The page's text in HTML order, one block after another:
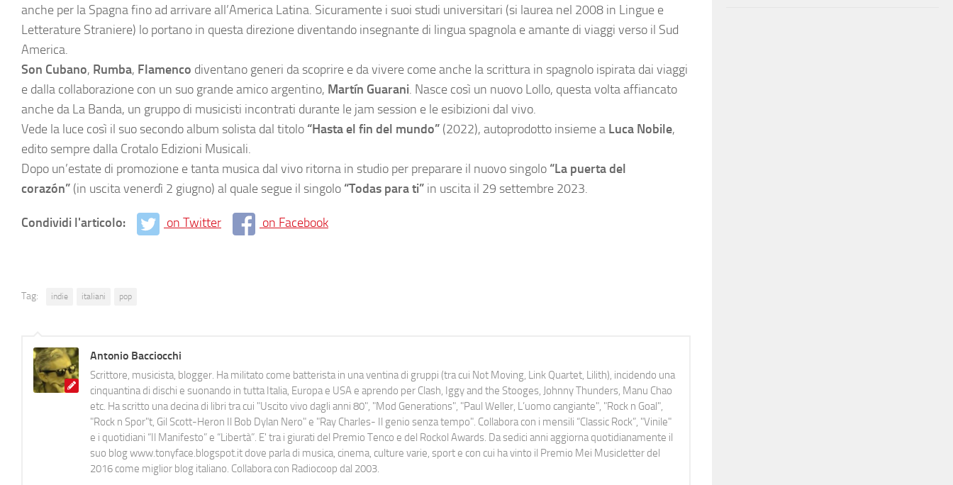
anche per la Spagna fino ad arrivare all’America Latina. Sicuramente i suoi studi universitari (si laurea nel 2008 in Lingue e
Letterature Straniere) lo portano in questa direzione diventando insegnante di lingua spagnola e amante di viaggi verso il Sud
America.
Son Cubano, Rumba, Flamenco diventano generi da scoprire e da vivere come anche la scrittura in spagnolo ispirata dai viaggi
e dalla collaborazione con un suo grande amico argentino, Martín Guarani. Nasce così un nuovo Lollo, questa volta affiancato
anche da La Banda, un gruppo di musicisti incontrati durante le jam session e le esibizioni dal vivo.
Vede la luce così il suo secondo album solista dal titolo “Hasta el fin del mundo” (2022), autoprodotto insieme a Luca Nobile,
edito sempre dalla Crotalo Edizioni Musicali.
Dopo un’estate di promozione e tanta musica dal vivo ritorna in studio per preparare il nuovo singolo “La puerta del
corazón” (in uscita venerdì 2 giugno) al quale segue il singolo “Todas para ti” in uscita il 29 settembre 2023.
Condividi l'articolo: on Twitter on Facebook
Tag: indie italiani pop
Antonio Bacciocchi
Scrittore, musicista, blogger. Ha militato come batterista in una ventina di gruppi (tra cui Not Moving, Link Quartet, Lilith), incidendo una
cinquantina di dischi e suonando in tutta Italia, Europa e USA e aprendo per Clash, Iggy and the Stooges, Johnny Thunders, Manu Chao
etc. Ha scritto una decina di libri tra cui "Uscito vivo dagli anni 80", "Mod Generations", "Paul Weller, L’uomo cangiante", "Rock n Goal",
"Rock n Spor"t, Gil Scott-Heron Il Bob Dylan Nero" e "Ray Charles- Il genio senza tempo". Collabora con i mensili “Classic Rock”, "Vinile"
e i quotidiani “Il Manifesto” e “Libertà”. E' tra i giurati del Premio Tenco e del Rockol Awards. Da sedici anni aggiorna quotidianamente il
suo blog www.tonyface.blogspot.it dove parla di musica, cinema, culture varie, sport e con cui ha vinto il Premio Mei Musicletter del
2016 come miglior blog italiano. Collabora con Radiocoop dal 2003.